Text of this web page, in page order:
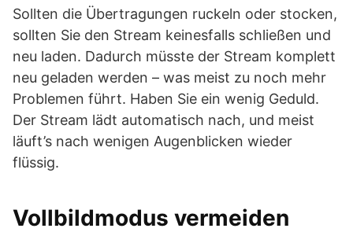
Sollten die Übertragungen ruckeln oder stocken,
sollten Sie den Stream keinesfalls schließen und
neu laden. Dadurch müsste der Stream komplett
neu geladen werden – was meist zu noch mehr
Problemen führt. Haben Sie ein wenig Geduld.
Der Stream lädt automatisch nach, und meist
läuft’s nach wenigen Augenblicken wieder
flüssig.
Vollbildmodus vermeiden